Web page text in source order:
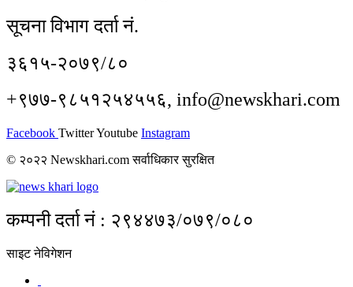
सूचना विभाग दर्ता नं.
३६१५-२०७९/८०
+९७७-९८५१२५४५५६, info@newskhari.com
Facebook TwitterYoutube Instagram
© २०२२ Newskhari.com सर्वाधिकार सुरक्षित
कम्पनी दर्ता नं : २९४४७३/०७९/०८०
साइट नेविगेशन